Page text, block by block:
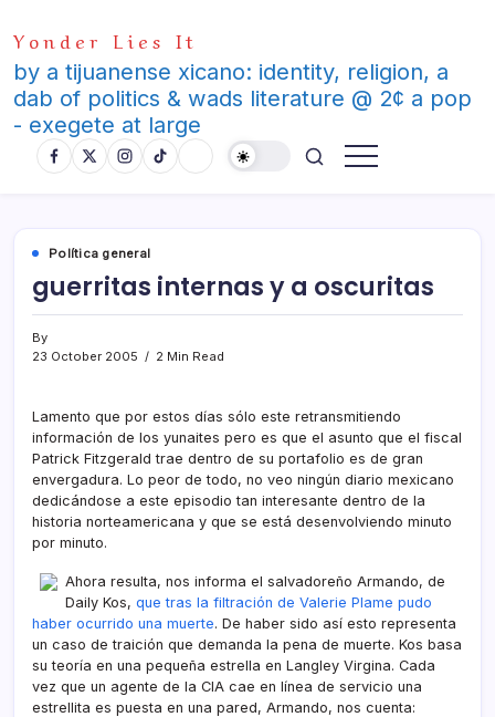
to
content
Yonder Lies It
by a tijuanense xicano: identity, religion, a
dab of politics & wads literature @ 2¢ a pop
- exegete at large
Polí­tica general
guerritas internas y a oscuritas
By
23 October 2005
2 Min Read
Lamento que por estos dí­as sólo este retransmitiendo
información de los yunaites pero es que el asunto que el fiscal
Patrick Fitzgerald trae dentro de su portafolio es de gran
envergadura. Lo peor de todo, no veo ningún diario mexicano
dedicándose a este episodio tan interesante dentro de la
historia norteamericana y que se está desenvolviendo minuto
por minuto.
Ahora resulta, nos informa el salvadoreño Armando, de
Daily Kos, que tras la filtración de Valerie Plame pudo
haber ocurrido una muerte. De haber sido así­ esto representa
un caso de traición que demanda la pena de muerte. Kos basa
su teorí­a en una pequeña estrella en Langley Virgina. Cada
vez que un agente de la CIA cae en lí­nea de servicio una
estrellita es puesta en una pared, Armando, nos cuenta: